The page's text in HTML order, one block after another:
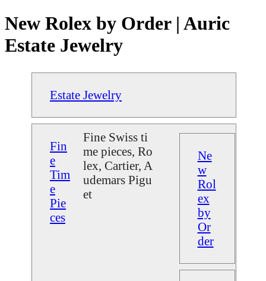
New Rolex by Order | Auric
Estate Jewelry
Estate Jewelry
Fin
e
Tim
e
Pie
ces
Fine Swiss ti
me pieces, Ro
lex, Cartier, A
udemars Pigu
et
Ne
w
Rol
ex
by
Or
der